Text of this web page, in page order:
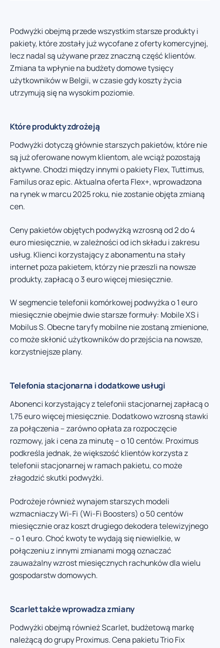
Podwyżki obejmą przede wszystkim starsze produkty i
pakiety, które zostały już wycofane z oferty komercyjnej,
lecz nadal są używane przez znaczną część klientów.
Zmiana ta wpłynie na budżety domowe tysięcy
użytkowników w Belgii, w czasie gdy koszty życia
utrzymują się na wysokim poziomie.
Które produkty zdrożeją
Podwyżki dotyczą głównie starszych pakietów, które nie
są już oferowane nowym klientom, ale wciąż pozostają
aktywne. Chodzi między innymi o pakiety Flex, Tuttimus,
Familus oraz epic. Aktualna oferta Flex+, wprowadzona
na rynek w marcu 2025 roku, nie zostanie objęta zmianą
cen.
Ceny pakietów objętych podwyżką wzrosną od 2 do 4
euro miesięcznie, w zależności od ich składu i zakresu
usług. Klienci korzystający z abonamentu na stały
internet poza pakietem, którzy nie przeszli na nowsze
produkty, zapłacą o 3 euro więcej miesięcznie.
W segmencie telefonii komórkowej podwyżka o 1 euro
miesięcznie obejmie dwie starsze formuły: Mobile XS i
Mobilus S. Obecne taryfy mobilne nie zostaną zmienione,
co może skłonić użytkowników do przejścia na nowsze,
korzystniejsze plany.
Telefonia stacjonarna i dodatkowe usługi
Abonenci korzystający z telefonii stacjonarnej zapłacą o
1,75 euro więcej miesięcznie. Dodatkowo wzrosną stawki
za połączenia – zarówno opłata za rozpoczęcie
rozmowy, jak i cena za minutę – o 10 centów. Proximus
podkreśla jednak, że większość klientów korzysta z
telefonii stacjonarnej w ramach pakietu, co może
złagodzić skutki podwyżki.
Podrożeje również wynajem starszych modeli
wzmacniaczy Wi-Fi (Wi-Fi Boosters) o 50 centów
miesięcznie oraz koszt drugiego dekodera telewizyjnego
– o 1 euro. Choć kwoty te wydają się niewielkie, w
połączeniu z innymi zmianami mogą oznaczać
zauważalny wzrost miesięcznych rachunków dla wielu
gospodarstw domowych.
Scarlet także wprowadza zmiany
Podwyżki obejmą również Scarlet, budżetową markę
należącą do grupy Proximus. Cena pakietu Trio Fix